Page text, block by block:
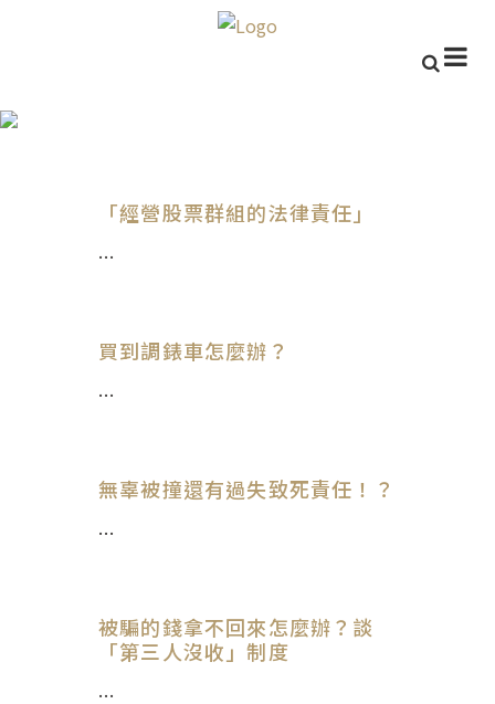
「經營股票群組的法律責任」
...
買到調錶車怎麼辦？
...
無辜被撞還有過失致死責任！？
...
被騙的錢拿不回來怎麼辦？談
「第三人沒收」制度
...